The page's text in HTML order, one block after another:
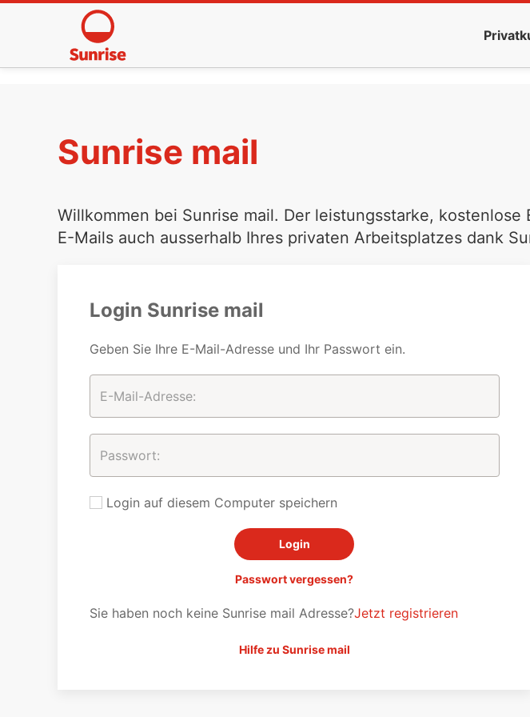
Sunrise mail
Willkommen bei Sunrise mail. Der leistungsstarke,
E-Mails auch ausserhalb Ihres privaten Arbeitsplatzes dank
Login Sunrise mail
Geben Sie Ihre E-Mail-Adresse und Ihr Passwort ein.
Login auf diesem Computer speichern
Passwort vergessen?
Sie haben noch keine Sunrise mail Adresse?Jetzt registrieren
Hilfe zu Sunrise mail